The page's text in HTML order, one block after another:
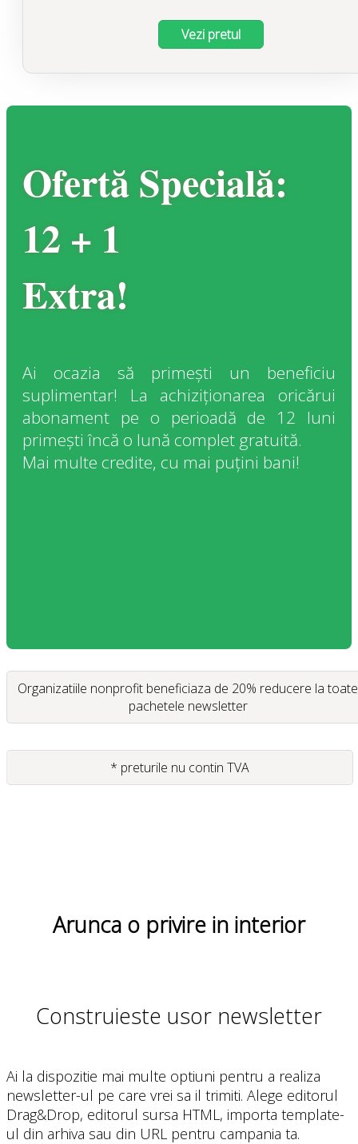
Vezi pretul
Ofertă Specială:
12 + 1
Extra!
Ai ocazia să primești un beneficiu
suplimentar! La achiziționarea oricărui
abonament pe o perioadă de 12 luni
primești încă o lună complet gratuită.
Mai multe credite, cu mai puțini bani!
Organizatiile nonprofit beneficiaza de 20% reducere la toate
pachetele newsletter
* preturile nu contin TVA
Arunca o privire in interior
Construieste usor newsletter
Ai la dispozitie mai multe optiuni pentru a realiza
newsletter-ul pe care vrei sa il trimiti. Alege editorul
Drag&Drop, editorul sursa HTML, importa template-
ul din arhiva sau din URL pentru campania ta.